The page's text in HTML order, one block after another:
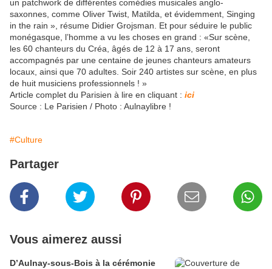
un patchwork de différentes comédies musicales anglo-
saxonnes, comme Oliver Twist, Matilda, et évidemment, Singing
in the rain », résume Didier Grojsman. Et pour séduire le public
monégasque, l’homme a vu les choses en grand : «Sur scène,
les 60 chanteurs du Créa, âgés de 12 à 17 ans, seront
accompagnés par une centaine de jeunes chanteurs amateurs
locaux, ainsi que 70 adultes. Soir 240 artistes sur scène, en plus
de huit musiciens professionnels ! »
Article complet du Parisien à lire en cliquant : ici
Source : Le Parisien / Photo : Aulnaylibre !
#Culture
Partager
Vous aimerez aussi
D’Aulnay-sous-Bois à la cérémonie